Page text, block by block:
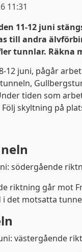
Trafiken.nu
11:31
11-12 juni
till andra
tunnlar. Räkna
12 juni, pågår
tiden som
skyltning på
södergående
riktning går mot
det motsatta
västergående